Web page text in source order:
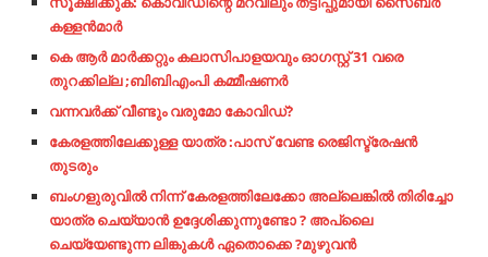
കള്ളന്‍മാര്‍
കെ ആർ മാർക്കറ്റും കലാസിപാളയവും ഓഗസ്റ്റ് 31 വരെ
തുറക്കില്ല ;ബിബിഎംപി കമ്മീഷണർ
വന്നവര്‍ക്ക്​ വീണ്ടും വരുമോ കോവിഡ്​?
കേരളത്തിലേക്കുള്ള യാത്ര :പാസ് വേണ്ട രെജിസ്ട്രേഷൻ
തുടരും
ബംഗളുരുവിൽ നിന്ന് കേരളത്തിലേക്കോ അല്ലെങ്കിൽ തിരിച്ചോ
യാത്ര ചെയ്യാൻ ഉദ്ദേശിക്കുന്നുണ്ടോ ? അപ്ലൈ
ചെയ്യേണ്ടുന്ന ലിങ്കുകൾ ഏതൊക്കെ ?മുഴുവൻ